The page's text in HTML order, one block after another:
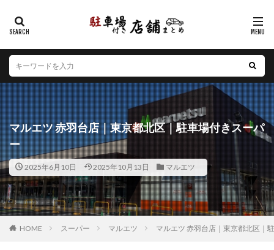
マルエツ 赤羽台店｜東京都北区｜駐車場付きスーパ
ー
2025年6月10日 2025年10月13日 マルエツ
HOME スーパー マルエツ マルエツ 赤羽台店｜東京都北区｜
カテゴリー
エリア
北海道 青森県 岩手県 宮城県
秋田県
山形県
福島県 茨城県 栃木県
群馬県
埼玉県
千葉県 東京都 神奈川県
新潟県
山梨県
長野県 富山県
岐阜県
静岡県 愛知県 三重県
滋賀県
京都府
大阪府 兵庫県 奈良県
和歌山県
鳥取県
島根県 岡山県 広島県
山口県
徳島県
香川県 愛媛県 高知県
福岡県
佐賀県
長崎県 熊本県 大分県
宮崎県